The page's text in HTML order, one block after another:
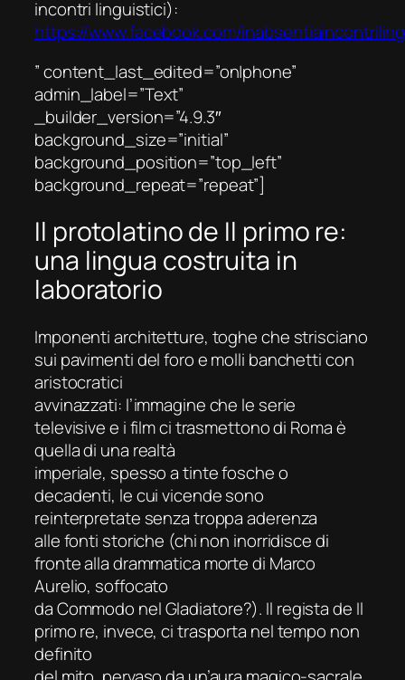
incontri linguistici):
https://www.facebook.com/
” content_last_edited=”on|phone”
admin_label=”Text”
_builder_version=”4.9.3″
background_size=”initial”
background_position=”top_left”
background_repeat=”repeat”]
Il protolatino de Il primo re:
una lingua costruita in
laboratorio
Imponenti architetture, toghe che strisciano
sui pavimenti del foro e molli banchetti con
aristocratici
avvinazzati: l’immagine che le serie
televisive e i film ci trasmettono di Roma è
quella di una realtà
imperiale, spesso a tinte fosche o
decadenti, le cui vicende sono
reinterpretate senza troppa aderenza
alle fonti storiche (chi non inorridisce di
fronte alla drammatica morte di Marco
Aurelio, soffocato
da Commodo nelGladiatore?). Il regista de Il
primo re, invece, ci trasporta nel tempo non
definito